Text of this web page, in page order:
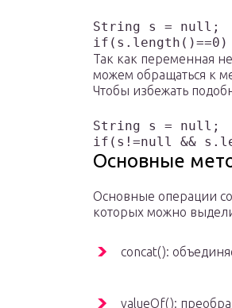
String s = null;
Так как переменная
можем обращаться к
Чтобы избежать
String s = null;
Основные
Основные операции
которых можно
concat():
valueOf():